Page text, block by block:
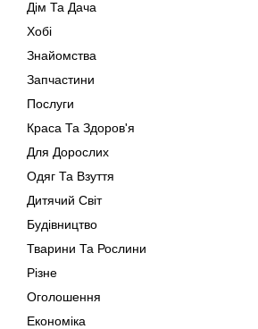
Дім Та Дача
Хобі
Знайомства
Запчастини
Послуги
Краса Та Здоров'я
Для Дорослих
Одяг Та Взуття
Дитячий Світ
Будівництво
Тварини Та Рослини
Різне
Оголошення
Економіка